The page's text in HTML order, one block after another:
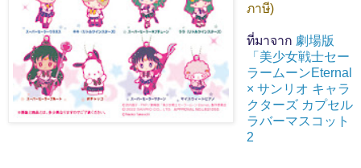
ภาษี)
ที่มาจาก 劇場版
「美少女戦士セー
ラームーンEternal
× サンリオ キャラ
クターズ カプセル
ラバーマスコット
2